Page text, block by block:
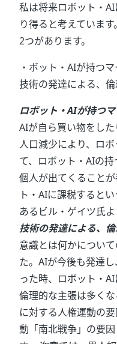
私は将来ロボット・
り得ると考えていま
2つがあります。
・ボット・AIが持つ
技術の発達による、
ロボット・AIが持つ
AIが自ら買い物をした
人口減少により、ロ
て、ロボット・AIの
個人が出てくること
ト・AIに課税すると
あるビル・ゲイツ氏
技術の発達による、
意識とは何かについ
た。AIが今後も発達
った時、ロボット・
倫理的な主張は多く
に対する人権運動の
動「南北戦争」の要